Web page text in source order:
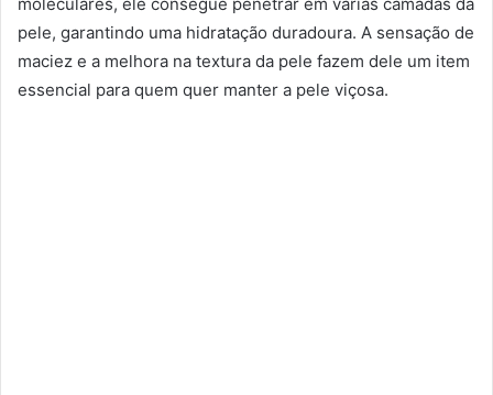
pele, garantindo uma hidratação duradoura. A sensação de
maciez e a melhora na textura da pele fazem dele um item
essencial para quem quer manter a pele viçosa.